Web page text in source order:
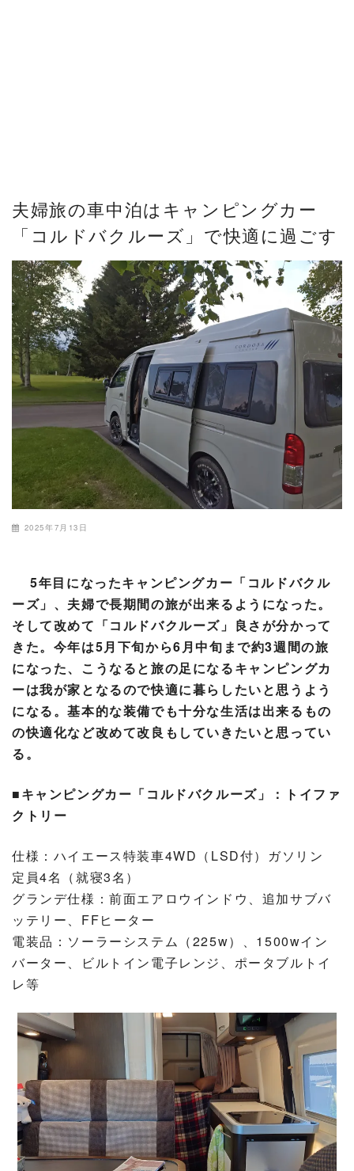
夫婦旅の車中泊はキャンピングカー
「コルドバクルーズ」で快適に過ごす
2025年7月13日
5年目になったキャンピングカー「コルドバクル
ーズ」、夫婦で長期間の旅が出来るようになった。
そして改めて「コルドバクルーズ」 良さが分かって
きた。今年は5月下旬から6月中旬まで約3週間の旅
になった、こうなると旅の足になるキャンピングカ
ーは我が家となるので快適に暮らしたいと思うよう
になる。基本的な装備でも十分な生活は出来るもの
の快適化など改めて改良もしていきたいと思ってい
る。
■キャンピングカー「コルドバクルーズ」：トイファ
クトリー
仕様：ハイエース特装車4WD（LSD付）ガソリン
定員4名（就寝3名）
グランデ仕様：前面エアロウインドウ、追加サブバ
ッテリー、FFヒーター
電装品：ソーラーシステム（225w）、1500wイン
バーター、ビルトイン電子レンジ、ポータブルトイ
レ等